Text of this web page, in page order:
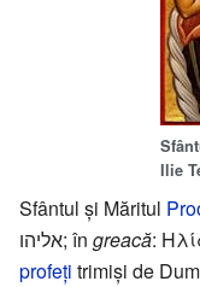
Ilie
Sfântul și Măritul
אליהו; în greacă:
profeți trimiși de